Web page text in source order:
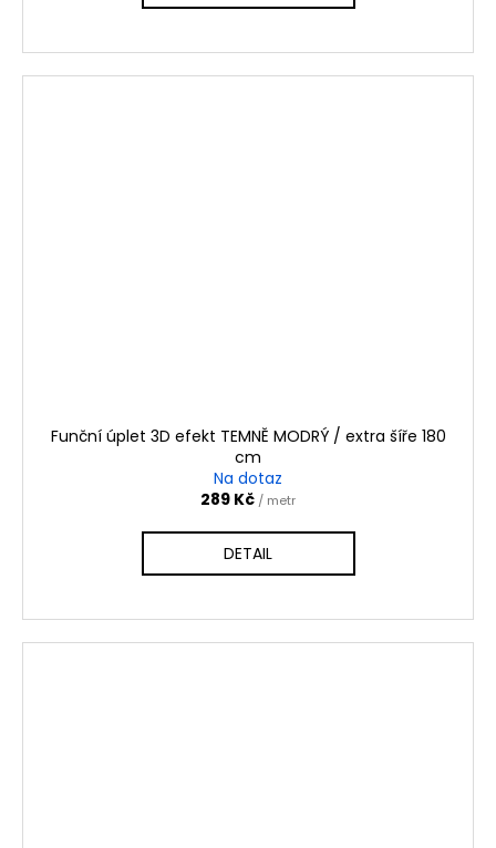
Funční úplet 3D efekt TEMNĚ MODRÝ / extra šíře 180
cm
Na dotaz
289 Kč / metr
DETAIL